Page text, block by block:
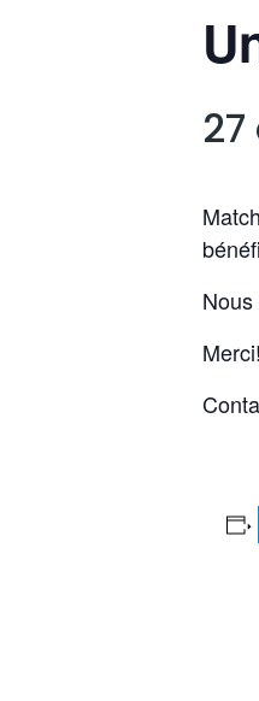
Merci!